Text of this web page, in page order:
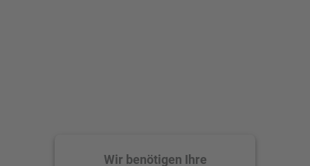
Wir benötigen Ihre